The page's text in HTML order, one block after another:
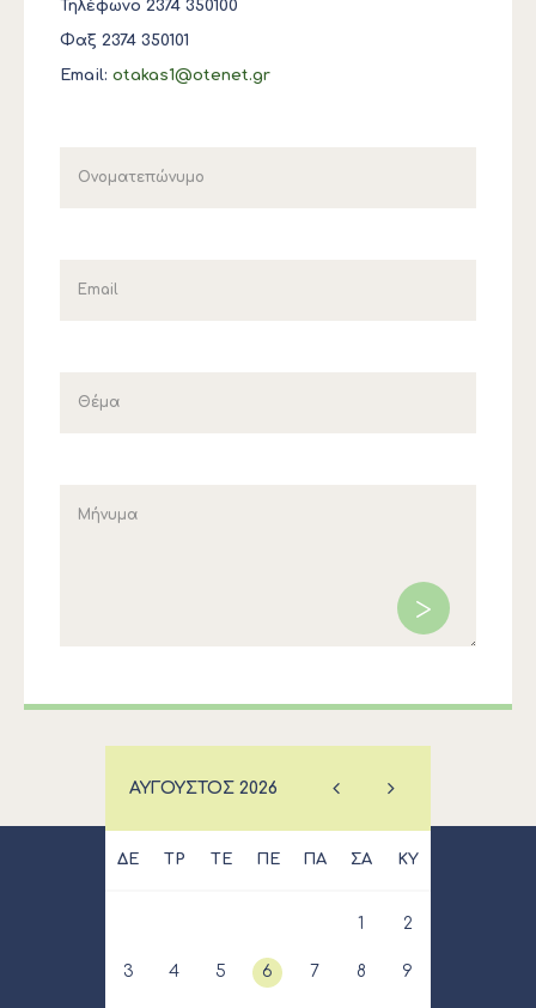
Τηλέφωνο 2374 350100
Φαξ 2374 350101
Email: otakas1@otenet.gr
ΑΎΓΟΥΣΤΟΣ 2026
ΔΕ ΤΡ ΤΕ ΠΕ ΠΑ ΣΑ ΚΥ
1 2
3 4 5 6 7 8 9